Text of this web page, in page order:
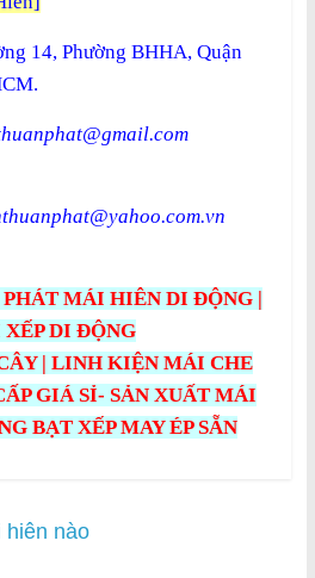
14, Phường BHHA, Quận
PHÁT MÁI HIÊN DI ĐỘNG |
DI ĐỘNG
| LINH KIỆN MÁI CHE
GIÁ SỈ- SẢN XUẤT MÁI
BẠT XẾP MAY ÉP SẴN
hiên nào